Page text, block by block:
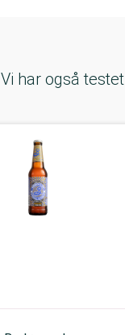
Vi har også testet